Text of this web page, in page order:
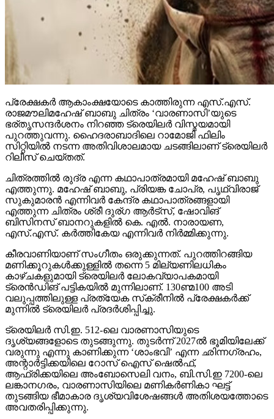
പ്രേക്ഷകര്‍ ആകാംക്ഷയോടെ കാത്തിരുന്ന എസ്.എസ്.
രാജമൗലിമഹേഷ് ബാബു ചിത്രം ‘വാരണാസി’യുടെ
ഭര്തൃസന്ദര്‍ശനം നിറഞ്ഞ ട്രെയിലര്‍ വിസ്മയമായി
പുറത്തുവന്നു. ഹൈദരാബാദിലെ റാമോജി ഫിലിം
സിറ്റിയില്‍ നടന്ന അതിവിശാലമായ ചടങ്ങിലാണ് ട്രെയിലര്‍
റിലീസ് ചെയ്തത്.
ചിത്രത്തില്‍ രുദ്ര എന്ന കഥാപാത്രമായി മഹേഷ് ബാബു
എത്തുന്നു. മഹേഷ് ബാബു, പ്രിയങ്ക ചോപ്ര, പൃഥ്വിരാജ്
സുകുമാരന്‍ എന്നിവര്‍ കേന്ദ്ര കഥാപാത്രങ്ങളായി
എത്തുന്ന ചിത്രം ശ്രീ ദുര്ഗ ആര്‍ട്‌സ്, ഷോവിങ്
ബിസിനസ് ബാനറുകളില്‍ കെ. എല്‍. നാരായണ,
എസ്.എസ്. കര്‍ത്തികേയ എന്നിവര്‍ നിര്‍മ്മിക്കുന്നു.
കീരവാണിയാണ് സംഗീതം ഒരുക്കുന്നത്. പുറത്തിറങ്ങിയ
മണിക്കൂറുകള്‍ക്കുള്ളില്‍ തന്നെ 5 മില്യണിലധികം
കാഴ്ചകളുമായി ട്രെയിലര്‍ ലോകവ്യാപകമായി
ട്രെന്‍ഡിങ് പട്ടികയില്‍ മുന്നിലാണ്. 130ണ്മ100 അടി
വലുപ്പത്തിലുള്ള പ്രത്യേക സ്‌ക്രീനില്‍ പ്രേക്ഷകര്‍ക്ക്
മുന്നില്‍ ട്രെയിലര്‍ പ്രദര്‍ശിപ്പിച്ചു.
ട്രെയിലര്‍ സി.ഇ. 512-ലെ വാരണാസിയുടെ
ദൃശ്യങ്ങളോടെ തുടങ്ങുന്നു. തുടര്‍ന്ന് 2027ല്‍ ഭൂമിയിലേക്ക്
വരുന്നു എന്നു കാണിക്കുന്ന ‘ശാംഭവി’ എന്ന ഛിന്നഗ്രഹം,
അന്റാര്‍ട്ടിക്കയിലെ റോസ് ഐസ് ഷെല്‍ഫ്,
ആഫ്രിക്കയിലെ അംബോസെലി വനം, ബി.സി.ഇ 7200-ലെ
ലങ്കാനഗരം, വാരണാസിയിലെ മണികര്‍ണികാ ഘട്ട്
തുടങ്ങിയ ഭീമാകാര ദൃശ്യവിശേഷങ്ങള്‍ അതിശയത്തോടെ
അവതരിപ്പിക്കുന്നു.